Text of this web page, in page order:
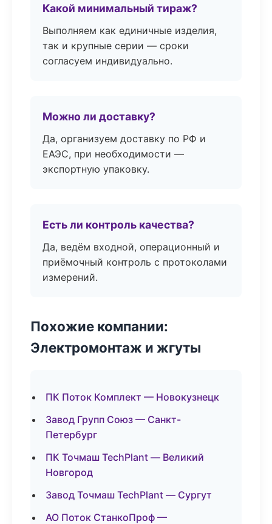
Какой минимальный тираж?
Выполняем как единичные изделия,
так и крупные серии — сроки
согласуем индивидуально.
Можно ли доставку?
Да, организуем доставку по РФ и
ЕАЭС, при необходимости —
экспортную упаковку.
Есть ли контроль качества?
Да, ведём входной, операционный и
приёмочный контроль с протоколами
измерений.
Похожие компании:
Электромонтаж и жгуты
ПК Поток Комплект — Новокузнецк
Завод Групп Союз — Санкт-
Петербург
ПК Точмаш TechPlant — Великий
Новгород
Завод Точмаш TechPlant — Сургут
АО Поток СтанкоПроф —